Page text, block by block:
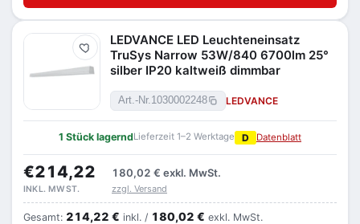
Merken
LEDVANCE LED Leuchteneinsatz
TruSys Narrow 53W/840 6700lm 25°
silber IP20 kaltweiß dimmbar
Art.-Nr.1030002248 LEDVANCE
1 Stück lagerndLieferzeit 1–2 Werktage D Datenblatt
€214,22 180,02 € exkl. MwSt.
INKL. MWST. zzgl. Versand
Gesamt: 214,22 € inkl. / 180,02 € exkl. MwSt.